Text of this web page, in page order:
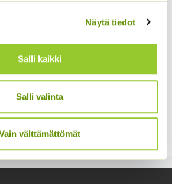
Näytä tiedot
Salli kaikki
Salli valinta
välttämättömät
Pensastomaatti Totem
F1 100 s.
24,90€ Sisältää
arvonlisäveron